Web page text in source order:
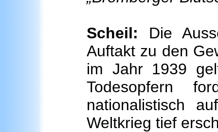
Scheil: Die
Auftakt zu den
im Jahr 1939
Todesopfern
nationalistisch
Weltkrieg tief